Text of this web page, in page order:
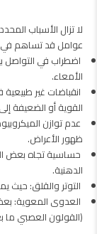
لا تزال الأسباب
عوامل قد تساهم في
اضطراب في التواصل
الأمعاء.
انقباضات غير
القوية أو الضعيفة
عدم توازن
ظهور الأعراض.
حساسية تجاه بعض
الدهنية.
التوتر والقلق: حيث
العدوى المعوية:
(القولون العصبي ما